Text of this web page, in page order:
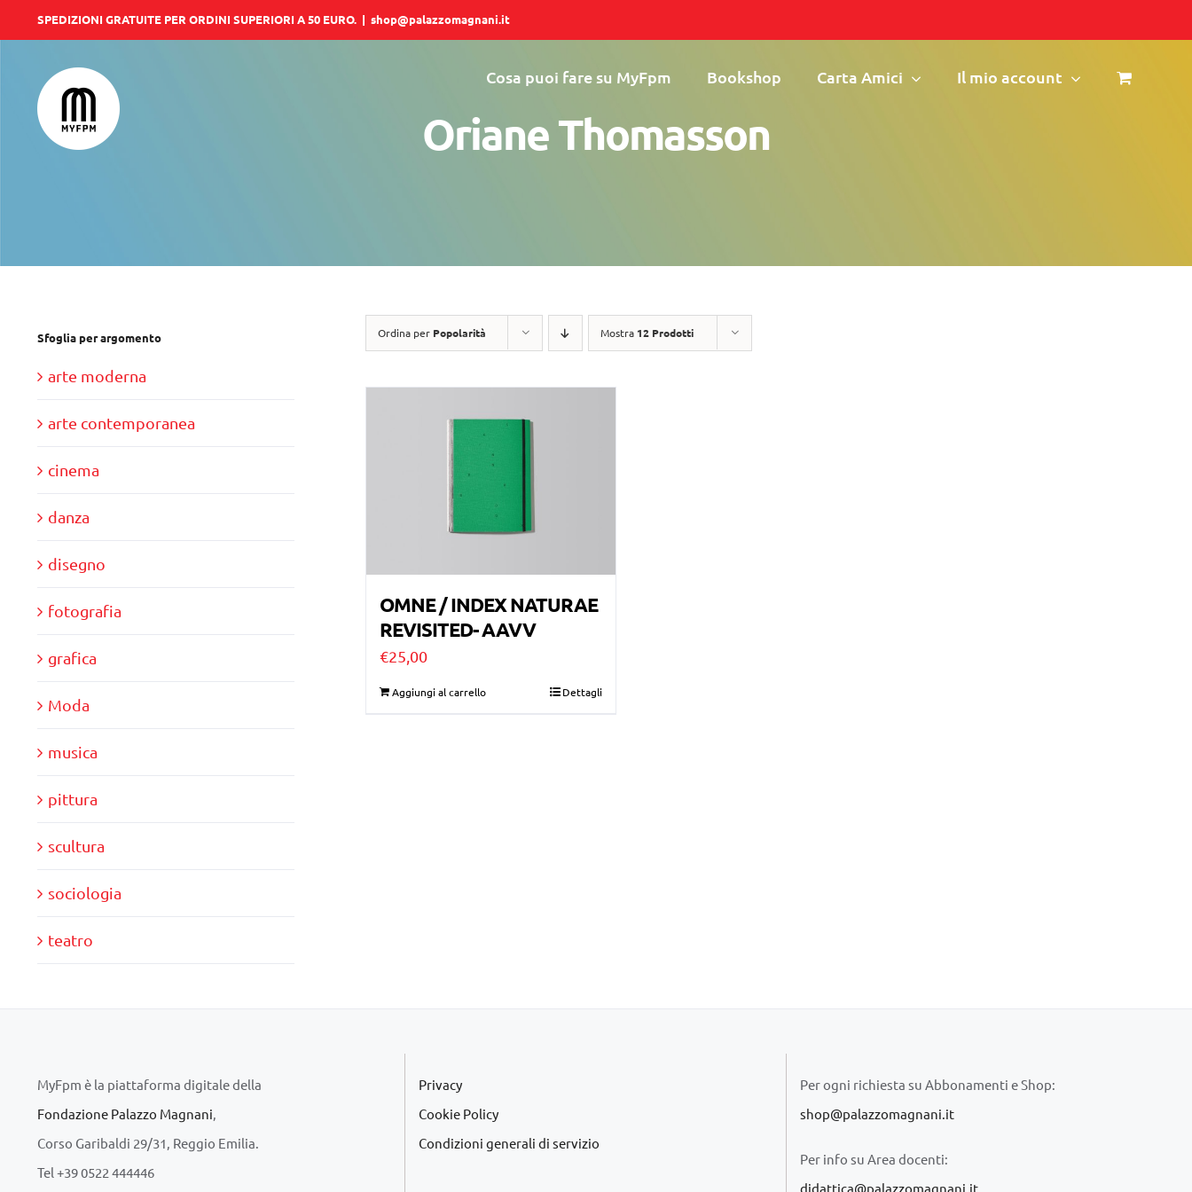
al
contenuto
SPEDIZIONI GRATUITE PER ORDINI SUPERIORI A 50 EURO. | shop@palazzomagnani.it
Cosa puoi fare su MyFpm Bookshop Carta Amici Il mio account
Oriane Thomasson
Ordina per Popolarità Mostra 12 Prodotti
OMNE / INDEX NATURAE
REVISITED- AAVV
€25,00
Aggiungi al carrello Dettagli
Sfoglia per argomento
arte moderna
arte contemporanea
cinema
danza
disegno
fotografia
grafica
Moda
musica
pittura
scultura
sociologia
teatro
MyFpm è la piattaforma digitale della
Fondazione Palazzo Magnani
Corso Garibaldi 29/31, Reggio Emilia.
Tel +39 0522 444446
Privacy
Cookie Policy
Condizioni generali di servizio
Per ogni richiesta su Abbonamenti e Shop:
shop@palazzomagnani.it
Per info su Area docenti:
didattica@palazzomagnani.it